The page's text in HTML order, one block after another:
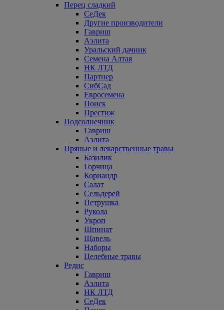
Перец сладкий
СеДек
Другие производители
Гавриш
Аэлита
Уральский дачник
Семена Алтая
НК ЛТД
Партнер
СибСад
Евросемена
Поиск
Престиж
Подсолнечник
Гавриш
Аэлита
Пряные и лекарственные травы
Базилик
Горчица
Кориандр
Салат
Сельдерей
Петрушка
Рукола
Укроп
Шпинат
Щавель
Наборы
Целебные травы
Редис
Гавриш
Аэлита
НК ЛТД
СеДек